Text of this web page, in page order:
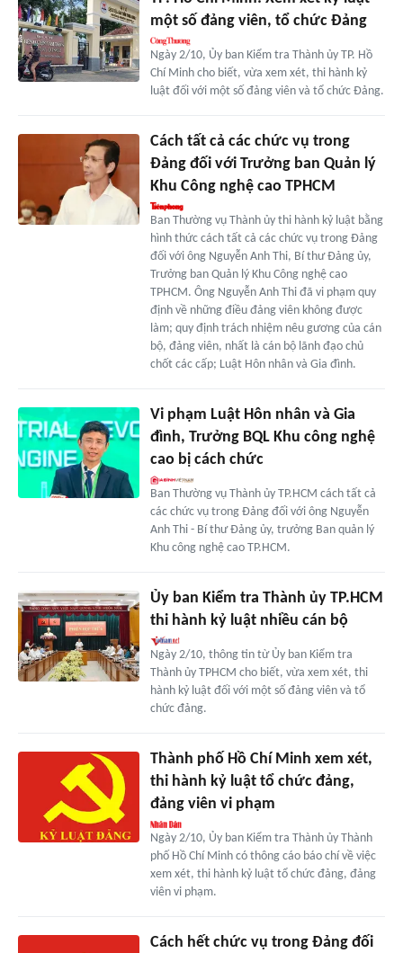
một số đảng viên, tổ chức Đảng
Ngày 2/10, Ủy ban Kiểm tra Thành ủy TP. Hồ
Chí Minh cho biết, vừa xem xét, thi hành kỷ
luật đối với một số đảng viên và tổ chức Đảng.
Cách tất cả các chức vụ trong
Đảng đối với Trưởng ban Quản lý
Khu Công nghệ cao TPHCM
Ban Thường vụ Thành ủy thi hành kỷ luật bằng
hình thức cách tất cả các chức vụ trong Đảng
đối với ông Nguyễn Anh Thi, Bí thư Đảng ủy,
Trưởng ban Quản lý Khu Công nghệ cao
TPHCM. Ông Nguyễn Anh Thi đã vi phạm quy
định về những điều đảng viên không được
làm; quy định trách nhiệm nêu gương của cán
bộ, đảng viên, nhất là cán bộ lãnh đạo chủ
chốt các cấp; Luật Hôn nhân và Gia đình.
Vi phạm Luật Hôn nhân và Gia
đình, Trưởng BQL Khu công nghệ
cao bị cách chức
Ban Thường vụ Thành ủy TP.HCM cách tất cả
các chức vụ trong Đảng đối với ông Nguyễn
Anh Thi - Bí thư Đảng ủy, trưởng Ban quản lý
Khu công nghệ cao TP.HCM.
Ủy ban Kiểm tra Thành ủy TP.HCM
thi hành kỷ luật nhiều cán bộ
Ngày 2/10, thông tin từ Ủy ban Kiểm tra
Thành ủy TPHCM cho biết, vừa xem xét, thi
hành kỷ luật đối với một số đảng viên và tổ
chức đảng.
Thành phố Hồ Chí Minh xem xét,
thi hành kỷ luật tổ chức đảng,
đảng viên vi phạm
Ngày 2/10, Ủy ban Kiểm tra Thành ủy Thành
phố Hồ Chí Minh có thông cáo báo chí về việc
xem xét, thi hành kỷ luật tổ chức đảng, đảng
viên vi phạm.
Cách hết chức vụ trong Đảng đối